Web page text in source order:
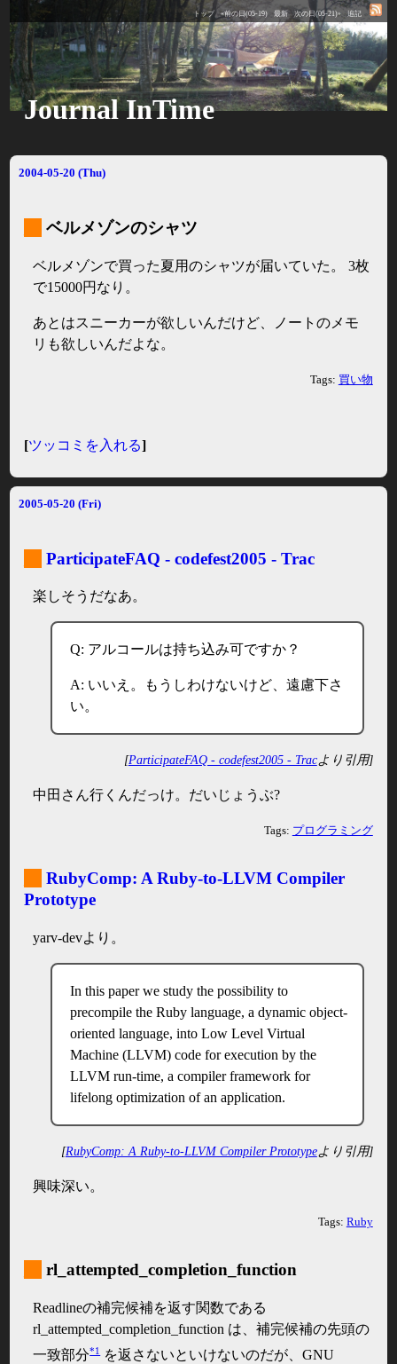
トップ «前の日(05-19) 最新 次の日(05-21)» 追記
Journal InTime
2004-05-20 (Thu)
ベルメゾンのシャツ
ベルメゾンで買った夏用のシャツが届いていた。 3枚
で15000円なり。
あとはスニーカーが欲しいんだけど、ノートのメモ
リも欲しいんだよな。
Tags: 買い物
[ツッコミを入れる]
2005-05-20 (Fri)
ParticipateFAQ - codefest2005 - Trac
楽しそうだなあ。
Q: アルコールは持ち込み可ですか？
A: いいえ。もうしわけないけど、遠慮下さ
い。
[ParticipateFAQ - codefest2005 - Tracより引用]
中田さん行くんだっけ。だいじょうぶ?
Tags: プログラミング
RubyComp: A Ruby-to-LLVM Compiler
Prototype
yarv-devより。
In this paper we study the possibility to
precompile the Ruby language, a dynamic object-
oriented language, into Low Level Virtual
Machine (LLVM) code for execution by the
LLVM run-time, a compiler framework for
lifelong optimization of an application.
[RubyComp: A Ruby-to-LLVM Compiler Prototypeより引用]
興味深い。
Tags: Ruby
rl_attempted_completion_function
Readlineの補完候補を返す関数である
rl_attempted_completion_function は、補完候補の先頭の
一致部分*1を返さないといけないのだが、GNU